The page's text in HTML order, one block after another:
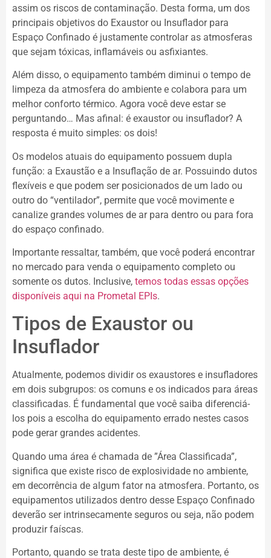
assim os riscos de contaminação. Desta forma, um dos
principais objetivos do Exaustor ou Insuflador para
Espaço Confinado é justamente controlar as atmosferas
que sejam tóxicas, inflamáveis ou asfixiantes.
Além disso, o equipamento também diminui o tempo de
limpeza da atmosfera do ambiente e colabora para um
melhor conforto térmico. Agora você deve estar se
perguntando… Mas afinal: é exaustor ou insuflador? A
resposta é muito simples: os dois!
Os modelos atuais do equipamento possuem dupla
função: a Exaustão e a Insuflação de ar. Possuindo dutos
flexíveis e que podem ser posicionados de um lado ou
outro do “ventilador”, permite que você movimente e
canalize grandes volumes de ar para dentro ou para fora
do espaço confinado.
Importante ressaltar, também, que você poderá encontrar
no mercado para venda o equipamento completo ou
somente os dutos. Inclusive, temos todas essas opções
disponíveis aqui na Prometal EPIs.
Tipos de Exaustor ou
Insuflador
Atualmente, podemos dividir os exaustores e insufladores
em dois subgrupos: os comuns e os indicados para áreas
classificadas. É fundamental que você saiba diferenciá-
los pois a escolha do equipamento errado nestes casos
pode gerar grandes acidentes.
Quando uma área é chamada de ”Área Classificada”,
significa que existe risco de explosividade no ambiente,
em decorrência de algum fator na atmosfera. Portanto, os
equipamentos utilizados dentro desse Espaço Confinado
deverão ser intrinsecamente seguros ou seja, não podem
produzir faíscas.
Portanto, quando se trata deste tipo de ambiente, é